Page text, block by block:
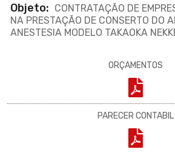
Objeto: CONTRATAÇÃO DE
NA PRESTAÇÃO DE CONSERTO DO
ANESTESIA MODELO TAKAOKA
ORÇAMENTOS
PARECER CONTABIL